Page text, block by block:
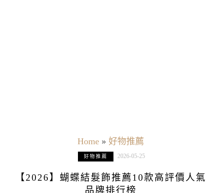
Home» 好物推薦
好物推薦 2026-05-25
【2026】蝴蝶結髮飾推薦10款高評價人氣
品牌排行榜